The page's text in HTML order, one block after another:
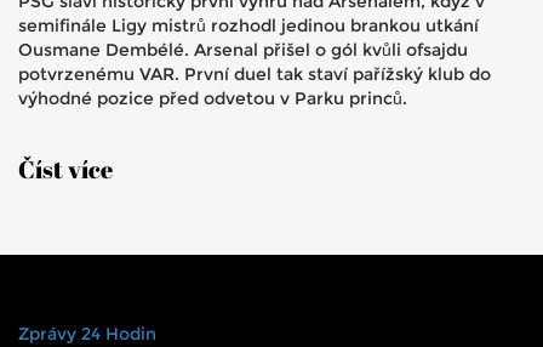
semifinále Ligy mistrů rozhodl jedinou brankou utkání
Ousmane Dembélé. Arsenal přišel o gól kvůli ofsajdu
potvrzenému VAR. První duel tak staví pařížský klub do
výhodné pozice před odvetou v Parku princů.
Číst více
Zprávy 24 Hodin